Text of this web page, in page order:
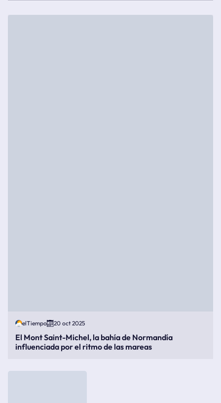
elTiempo 20 oct 2025
El Mont Saint-Michel, la bahía de Normandía
influenciada por el ritmo de las mareas